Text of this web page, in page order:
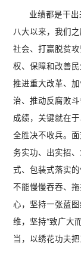
业绩都是干
八大以来，我们
社会、打赢脱贫
权、保障和改善
推进重大改革、
治、推动反腐败
成绩，关键就在
全胜决不收兵。
务实功、出实招
式、包装式落实
不能慢慢吞吞、
心，坚持一张蓝
维，坚持“致广大
当，以绣花功夫